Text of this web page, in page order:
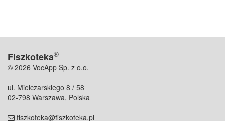
Fiszkoteka®
© 2026 VocApp Sp. z o.o.
ul. Mielczarskiego 8 / 58
02-798 Warszawa, Polska
fiszkoteka@fiszkoteka.pl